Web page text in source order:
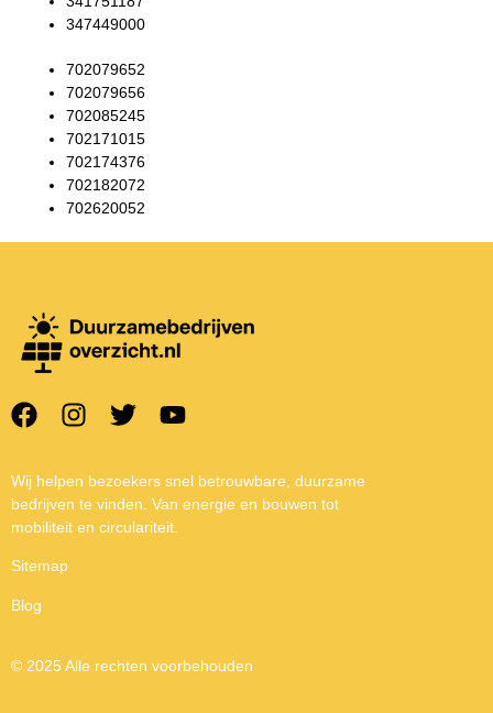
347449000
702079652
702079656
702085245
702171015
702174376
702182072
702620052
Wij helpen bezoekers snel betrouwbare, duurzame
bedrijven te vinden. Van energie en bouwen tot
mobiliteit en circulariteit.
Sitemap
Blog
© 2025 Alle rechten voorbehouden